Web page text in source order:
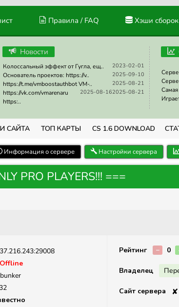
Правила / FAQ Хэши сборок
Новости
2023-02-01
Колоссальный эффект от Гугла, ещ..
2025-09-10
Основатель проектов: https://v..
2025-08-21
https://t.me/vmboostauthbot VM-..
2025-08-21
2025-08-16
https://vk.com/vmarenaru
https:..
Самая
САЙТА ТОП КАРТЫ CS 1.6 DOWNLOAD
Информация о сервере Настройки сервера
PRO PLAYERS!!! ===
Рейтинг − 0
Владелец
Сайт сервера ✘